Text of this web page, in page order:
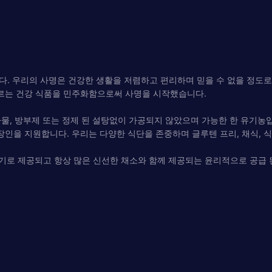
우리의 사명은 건강한 생활을 저렴하고 편리하며 믿을 수 없을 정도
건강 식품을 민주화함으로써 사명을 시작했습니다.
, 방부제 또는 정제 된 설탕없이 가공되지 않았으며 가능한 한 유기
을 지원합니다. 우리는 다양한 식단을 존중하며 글루텐 프리, 채식,
제공되고 항상 많은 신선한 채소와 함께 제공되는 윤리적으로 공급